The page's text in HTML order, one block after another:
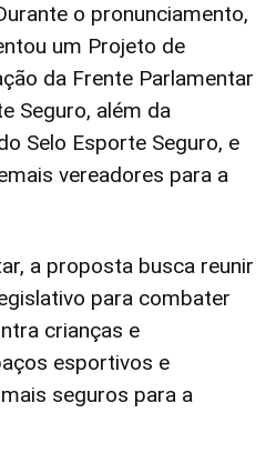
o pronunciamento,
um Projeto de
da Frente Parlamentar
Seguro, além da
Selo Esporte Seguro, e
vereadores para a
a proposta busca reunir
para combater
crianças e
esportivos e
seguros para a